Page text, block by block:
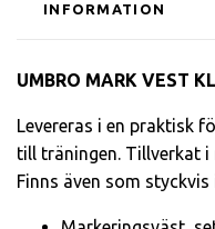
INFORMATION
UMBRO MARK VEST
Levereras i en praktisk
till träningen. Tillverkat
Finns även som